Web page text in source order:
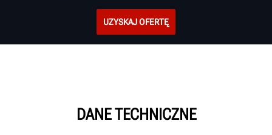
UZYSKAJ OFERTĘ
DANE TECHNICZNE